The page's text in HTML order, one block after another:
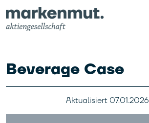
Beverage Case
Aktualisiert 07.01.2026